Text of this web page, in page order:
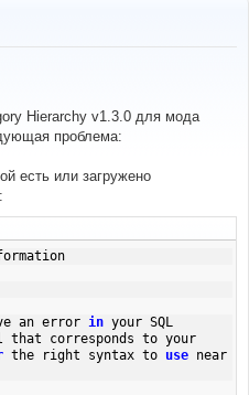
Hierarchy v1.3.0 для мода
проблема:
есть или загружено
an error in your SQL
the right syntax to use